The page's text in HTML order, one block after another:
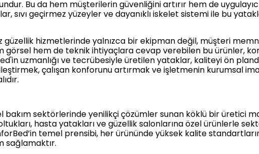
Bu da hem müşterilerin güvenliğini artırır hem de
sıvı geçirmez yüzeyler ve dayanıklı iskelet sistemi ile bu
güzellik hizmetlerinde yalnızca bir ekipman değil, müşteri
görsel hem de teknik ihtiyaçlara cevap verebilen bu ürünler,
uzmanlığı ve tecrübesiyle üretilen yataklar, kaliteyi ön
çalışan konforunu artırmak ve işletmenin kurumsal
bakım sektörlerinde yenilikçi çözümler sunan köklü bir üretici
hasta yatakları ve güzellik salonlarına özel ürünlerle
temel prensibi, her ürününde yüksek kalite
sağlamaktır.